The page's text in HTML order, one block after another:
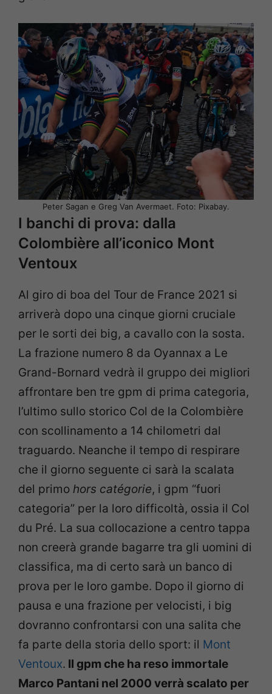
Peter Sagan e Greg Van Avermaet. Foto: Pixabay.
I banchi di prova: dalla
Colombière all’iconico Mont
Ventoux
Al giro di boa del Tour de France 2021 si
arriverà dopo una cinque giorni cruciale
per le sorti dei big, a cavallo con la sosta.
La frazione numero 8 da Oyannax a Le
Grand-Bornard vedrà il gruppo dei migliori
affrontare ben tre gpm di prima categoria,
l’ultimo sullo storico Col de la Colombière
con scollinamento a 14 chilometri dal
traguardo. Neanche il tempo di respirare
che il giorno seguente ci sarà la scalata
del primo hors catégorie, i gpm “fuori
categoria” per la loro difficoltà, ossia il Col
du Pré. La sua collocazione a centro tappa
non creerà grande bagarre tra gli uomini di
classifica, ma di certo sarà un banco di
prova per le loro gambe. Dopo il giorno di
pausa e una frazione per velocisti, i big
dovranno confrontarsi con una salita che
fa parte della storia dello sport: il Mont
Ventoux. Il gpm che ha reso immortale
Marco Pantani nel 2000 verrà scalato per